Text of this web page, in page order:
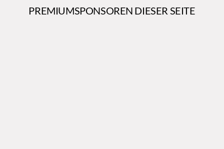
PREMIUMSPONSOREN DIESER SEITE